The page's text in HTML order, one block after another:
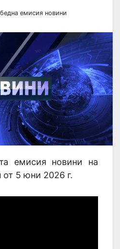
емисия новини
емисия новини на
5 юни 2026 г.